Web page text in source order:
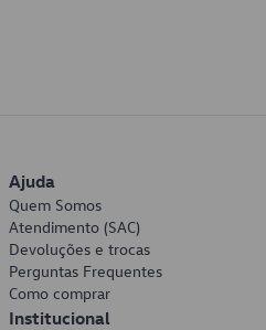
Ajuda
Quem Somos
Atendimento (SAC)
Devoluções e trocas
Perguntas Frequentes
Como comprar
Institucional